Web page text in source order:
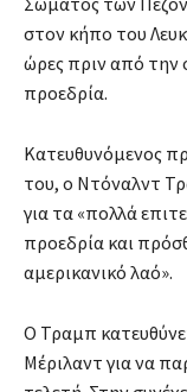
στον κήπο του
ώρες πριν από την
προεδρία.
Κατευθυνόμενος
του, ο Ντόναλντ
για τα «πολλά
προεδρία και
αμερικανικό λαό».
Ο Τραμπ
Μέριλαντ για να